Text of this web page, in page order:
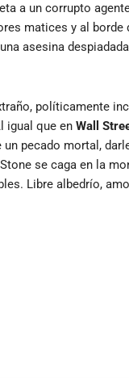
a un corrupto
matices y al borde
asesina
políticamente
igual que en Wall
pecado mortal,
se caga en la
Libre albedrío,